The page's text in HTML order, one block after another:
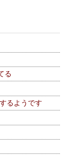
る
るようです